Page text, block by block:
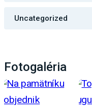
Uncategorized
Fotogaléria